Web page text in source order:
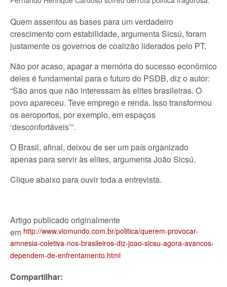
Quem assentou as bases para um verdadeiro
crescimento com estabilidade, argumenta Sicsú, foram
justamente os governos de coalizão liderados pelo PT.
Não por acaso, apagar a memória do sucesso econômico
deles é fundamental para o futuro do PSDB, diz o autor:
“São anos que não interessam às elites brasileiras. O
povo apareceu. Teve emprego e renda. Isso transformou
os aeroportos, por exemplo, em espaços
‘desconfortáveis’”.
O Brasil, afinal, deixou de ser um país organizado
apenas para servir às elites, argumenta João Sicsú.
Clique abaixo para ouvir toda a entrevista.
Artigo publicado originalmente
em http://www.viomundo.com.br/politica/querem-provocar-
amnesia-coletiva-nos-brasileiros-diz-joao-sicsu-agora-avancos-
dependem-de-enfrentamento.html
Compartilhar: